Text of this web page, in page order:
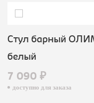
Стул барный
белый
7 090 ₽
доступно для заказа